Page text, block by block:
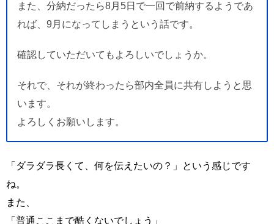
また、分納だったら8月5日で一回で前納するようであ
れば、9月になってしまうという話です。
確認していただいてもよろしいでしょうか。
それで、それが終わったら部内全員に共有しようと思
います。
よろしくお願いします。
「ダラダラ長くて、何を伝えたいの？」という感じです
ね。
また、
「普通ここまで酷くないでしょう」